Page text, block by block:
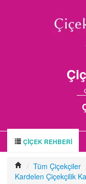
ÇIÇEK REHBERI
ÇİÇEK REHBERİ
ÇİÇEKÇİLER
/ Tüm Çiçekçiler
Kardelen Çiçekçilik